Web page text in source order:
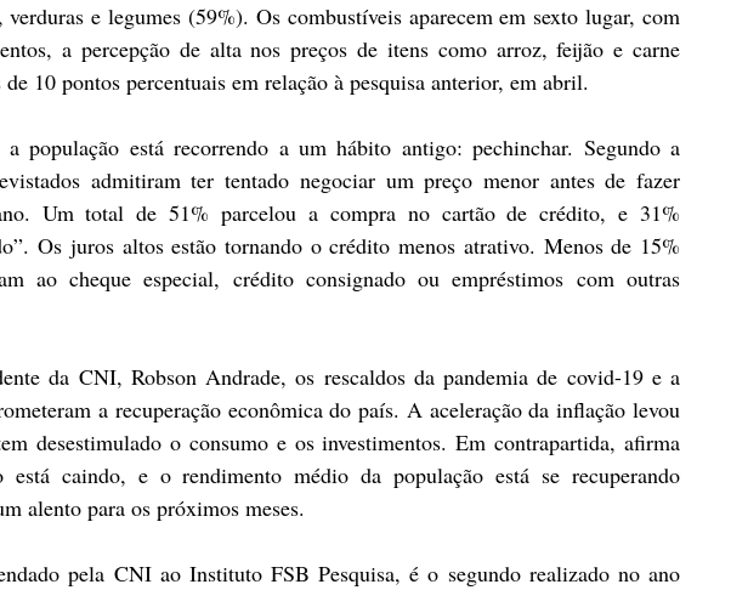
e legumes (59%). Os combustíveis aparecem em sexto lugar, com
a percepção de alta nos preços de itens como arroz, feijão e carne
10 pontos percentuais em relação à pesquisa anterior, em abril.
população está recorrendo a um hábito antigo: pechinchar. Segundo a
admitiram ter tentado negociar um preço menor antes de fazer
Um total de 51% parcelou a compra no cartão de crédito, e 31%
Os juros altos estão tornando o crédito menos atrativo. Menos de 15%
ao cheque especial, crédito consignado ou empréstimos com outras
da CNI, Robson Andrade, os rescaldos da pandemia de covid-19 e a
a recuperação econômica do país. A aceleração da inflação levou
desestimulado o consumo e os investimentos. Em contrapartida, afirma
está caindo, e o rendimento médio da população está se recuperando
alento para os próximos meses.
pela CNI ao Instituto FSB Pesquisa, é o segundo realizado no ano